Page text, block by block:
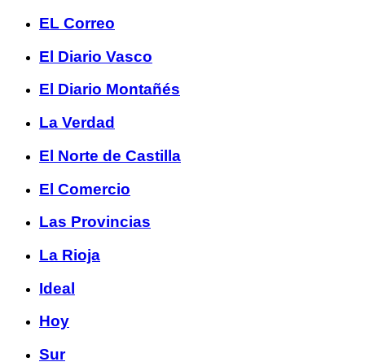
EL Correo
El Diario Vasco
El Diario Montañés
La Verdad
El Norte de Castilla
El Comercio
Las Provincias
La Rioja
Ideal
Hoy
Sur